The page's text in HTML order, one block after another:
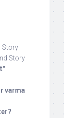
Story
Story
varma